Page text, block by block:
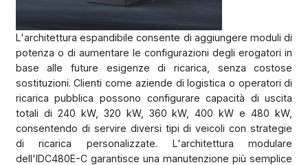
L'architettura espandibile consente di aggiungere moduli di
potenza o di aumentare le configurazioni degli erogatori in
base alle future esigenze di ricarica, senza costose
sostituzioni. Clienti come aziende di logistica o operatori di
ricarica pubblica possono configurare capacità di uscita
totali di 240 kW, 320 kW, 360 kW, 400 kW e 480 kW,
consentendo di servire diversi tipi di veicoli con strategie
di ricarica personalizzate. L'architettura modulare
dell'IDC480E-C garantisce una manutenzione più semplice